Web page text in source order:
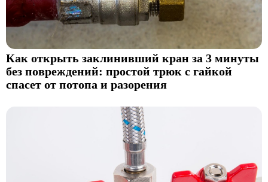
Как открыть заклинивший кран за 3 минуты
без повреждений: простой трюк с гайкой
спасет от потопа и разорения